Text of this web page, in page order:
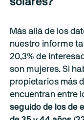
Más allá de los
nuestro informe
20,3% de
son mujeres. Si
propietarios más
encuentran entre
seguido de los de